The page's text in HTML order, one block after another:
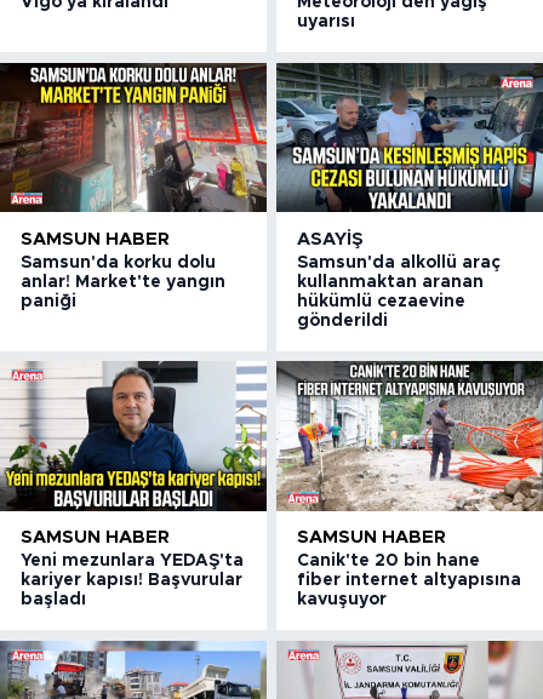
uyarısı
SAMSUN HABER
Samsun'da korku dolu
anlar! Market'te yangın
paniği
ASAYIŞ
Samsun'da alkollü araç
kullanmaktan aranan
hükümlü cezaevine
gönderildi
SAMSUN HABER
Yeni mezunlara YEDAŞ'ta
kariyer kapısı! Başvurular
başladı
SAMSUN HABER
Canik'te 20 bin hane
fiber internet altyapısına
kavuşuyor